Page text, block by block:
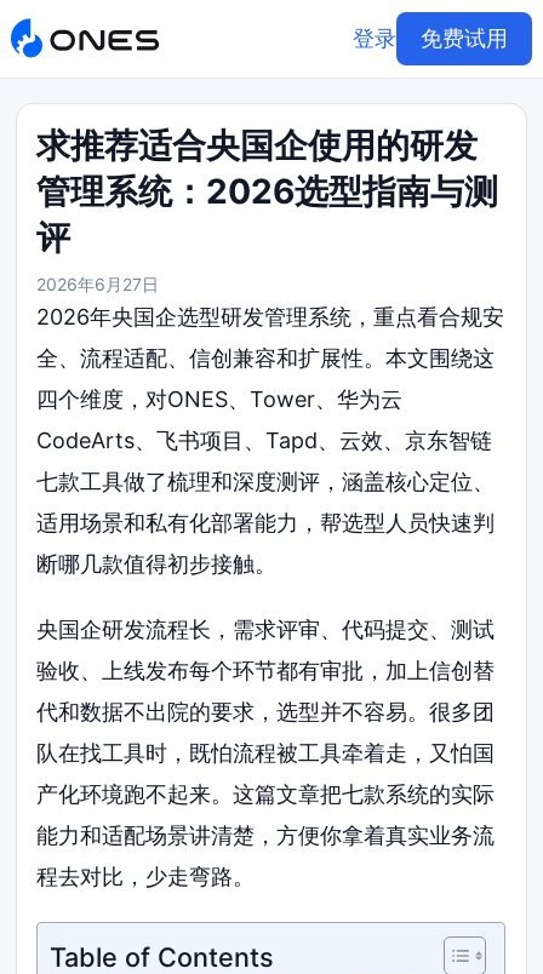
登录 免费试用
求推荐适合央国企使用的研发
管理系统：2026选型指南与测
评
2026年6月27日
2026年央国企选型研发管理系统，重点看合规安
全、流程适配、信创兼容和扩展性。本文围绕这
四个维度，对ONES、Tower、华为云
CodeArts、飞书项目、Tapd、云效、京东智链
七款工具做了梳理和深度测评，涵盖核心定位、
适用场景和私有化部署能力，帮选型人员快速判
断哪几款值得初步接触。
央国企研发流程长，需求评审、代码提交、测试
验收、上线发布每个环节都有审批，加上信创替
代和数据不出院的要求，选型并不容易。很多团
队在找工具时，既怕流程被工具牵着走，又怕国
产化环境跑不起来。这篇文章把七款系统的实际
能力和适配场景讲清楚，方便你拿着真实业务流
程去对比，少走弯路。
Table of Contents